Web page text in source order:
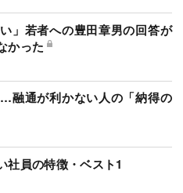
」若者への豊田章男の回答が
かった
融通が利かない人の「納得の
社員の特徴・ベスト1